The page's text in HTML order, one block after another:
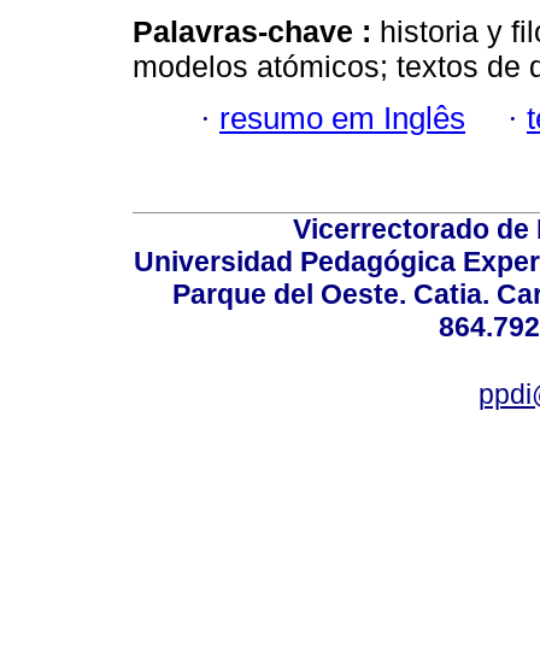
Palavras-chave : historia y
modelos atómicos; textos de
· resumo em Inglês ·
Vicerrectorado
Universidad Pedagógica
Parque del Oeste. Catia.